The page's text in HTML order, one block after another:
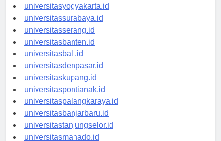
universitassemarang.id
universitasyogyakarta.id
universitassurabaya.id
universitasserang.id
universitasbanten.id
universitasbali.id
universitasdenpasar.id
universitaskupang.id
universitaspontianak.id
universitaspalangkaraya.id
universitasbanjarbaru.id
universitastanjungselor.id